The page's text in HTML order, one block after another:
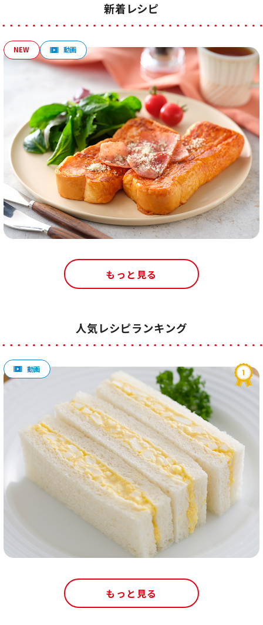
新着レシピ
もっと見る
人気レシピランキング
もっと見る